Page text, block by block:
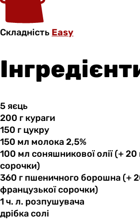
Складність Easy
5 яєць
200 г кураги
150 г цукру
150 мл молока2,5%
100 мл соняшниковоїолії (+
сорочки)
360 г пшеничного борошна (+
французької сорочки)
1 ч. л. розпушувача
дрібка солі